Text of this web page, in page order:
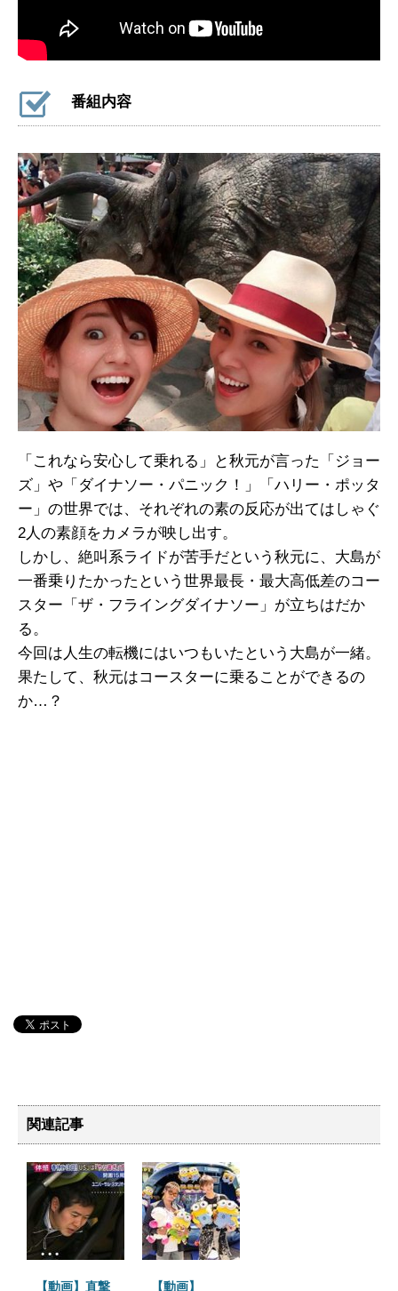
番組内容
「これなら安心して乗れる」と秋元が言った「ジョー
ズ」や「ダイナソー・パニック！」「ハリー・ポッタ
ー」の世界では、それぞれの素の反応が出てはしゃぐ
2人の素顔をカメラが映し出す。
しかし、絶叫系ライドが苦手だという秋元に、大島が
一番乗りたかったという世界最長・最大高低差のコー
スター「ザ・フライングダイナソー」が立ちはだか
る。
今回は人生の転機にはいつもいたという大島が一緒。
果たして、秋元はコースターに乗ることができるの
か…？
関連記事
【動画】直撃 【動画】